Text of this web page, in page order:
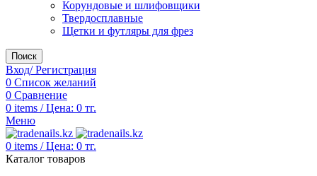
Корундовые и шлифовщики
Твердосплавные
Щетки и футляры для фрез
Поиск
Вход/ Регистрация
0 Список желаний
0 Сравнение
0 items / Цена: 0 тг.
Меню
0 items / Цена: 0 тг.
Каталог товаров